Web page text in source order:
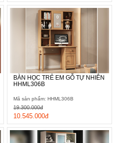
BÀN HỌC TRẺ EM GỖ TỰ NHIÊN
HHML306B
Mã sản phẩm: HHML306B
10.545.000đ
19.300.000đ